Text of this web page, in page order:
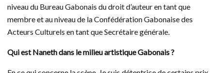
niveau du Bureau Gabonais du droit d’auteur en tant que
membre et au niveau de la Confédération Gabonaise des
Acteurs Culturels en tant que Secrétaire générale.
Qui est Naneth dans le milieu artistique Gabonais ?